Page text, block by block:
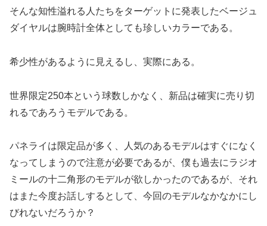
そんな知性溢れる人たちをターゲットに発表したベージュ
ダイヤルは腕時計全体としても珍しいカラーである。
希少性があるように見えるし、実際にある。
世界限定250本という球数しかなく、新品は確実に売り切
れるであろうモデルである。
パネライは限定品が多く、人気のあるモデルはすぐになく
なってしまうので注意が必要であるが、僕も過去にラジオ
ミールの十二角形のモデルが欲しかったのであるが、それ
はまた今度お話しするとして、今回のモデルなかなかにし
びれないだろうか？